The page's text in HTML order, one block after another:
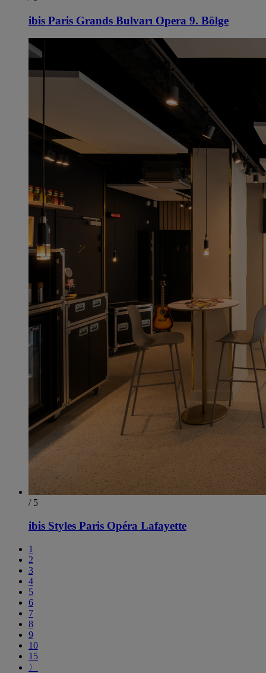
ibis Paris Grands Bulvarı Opera 9. Bölge
/ 5
ibis Styles Paris Opéra Lafayette
1
2
3
4
5
6
7
8
9
10
15
〉